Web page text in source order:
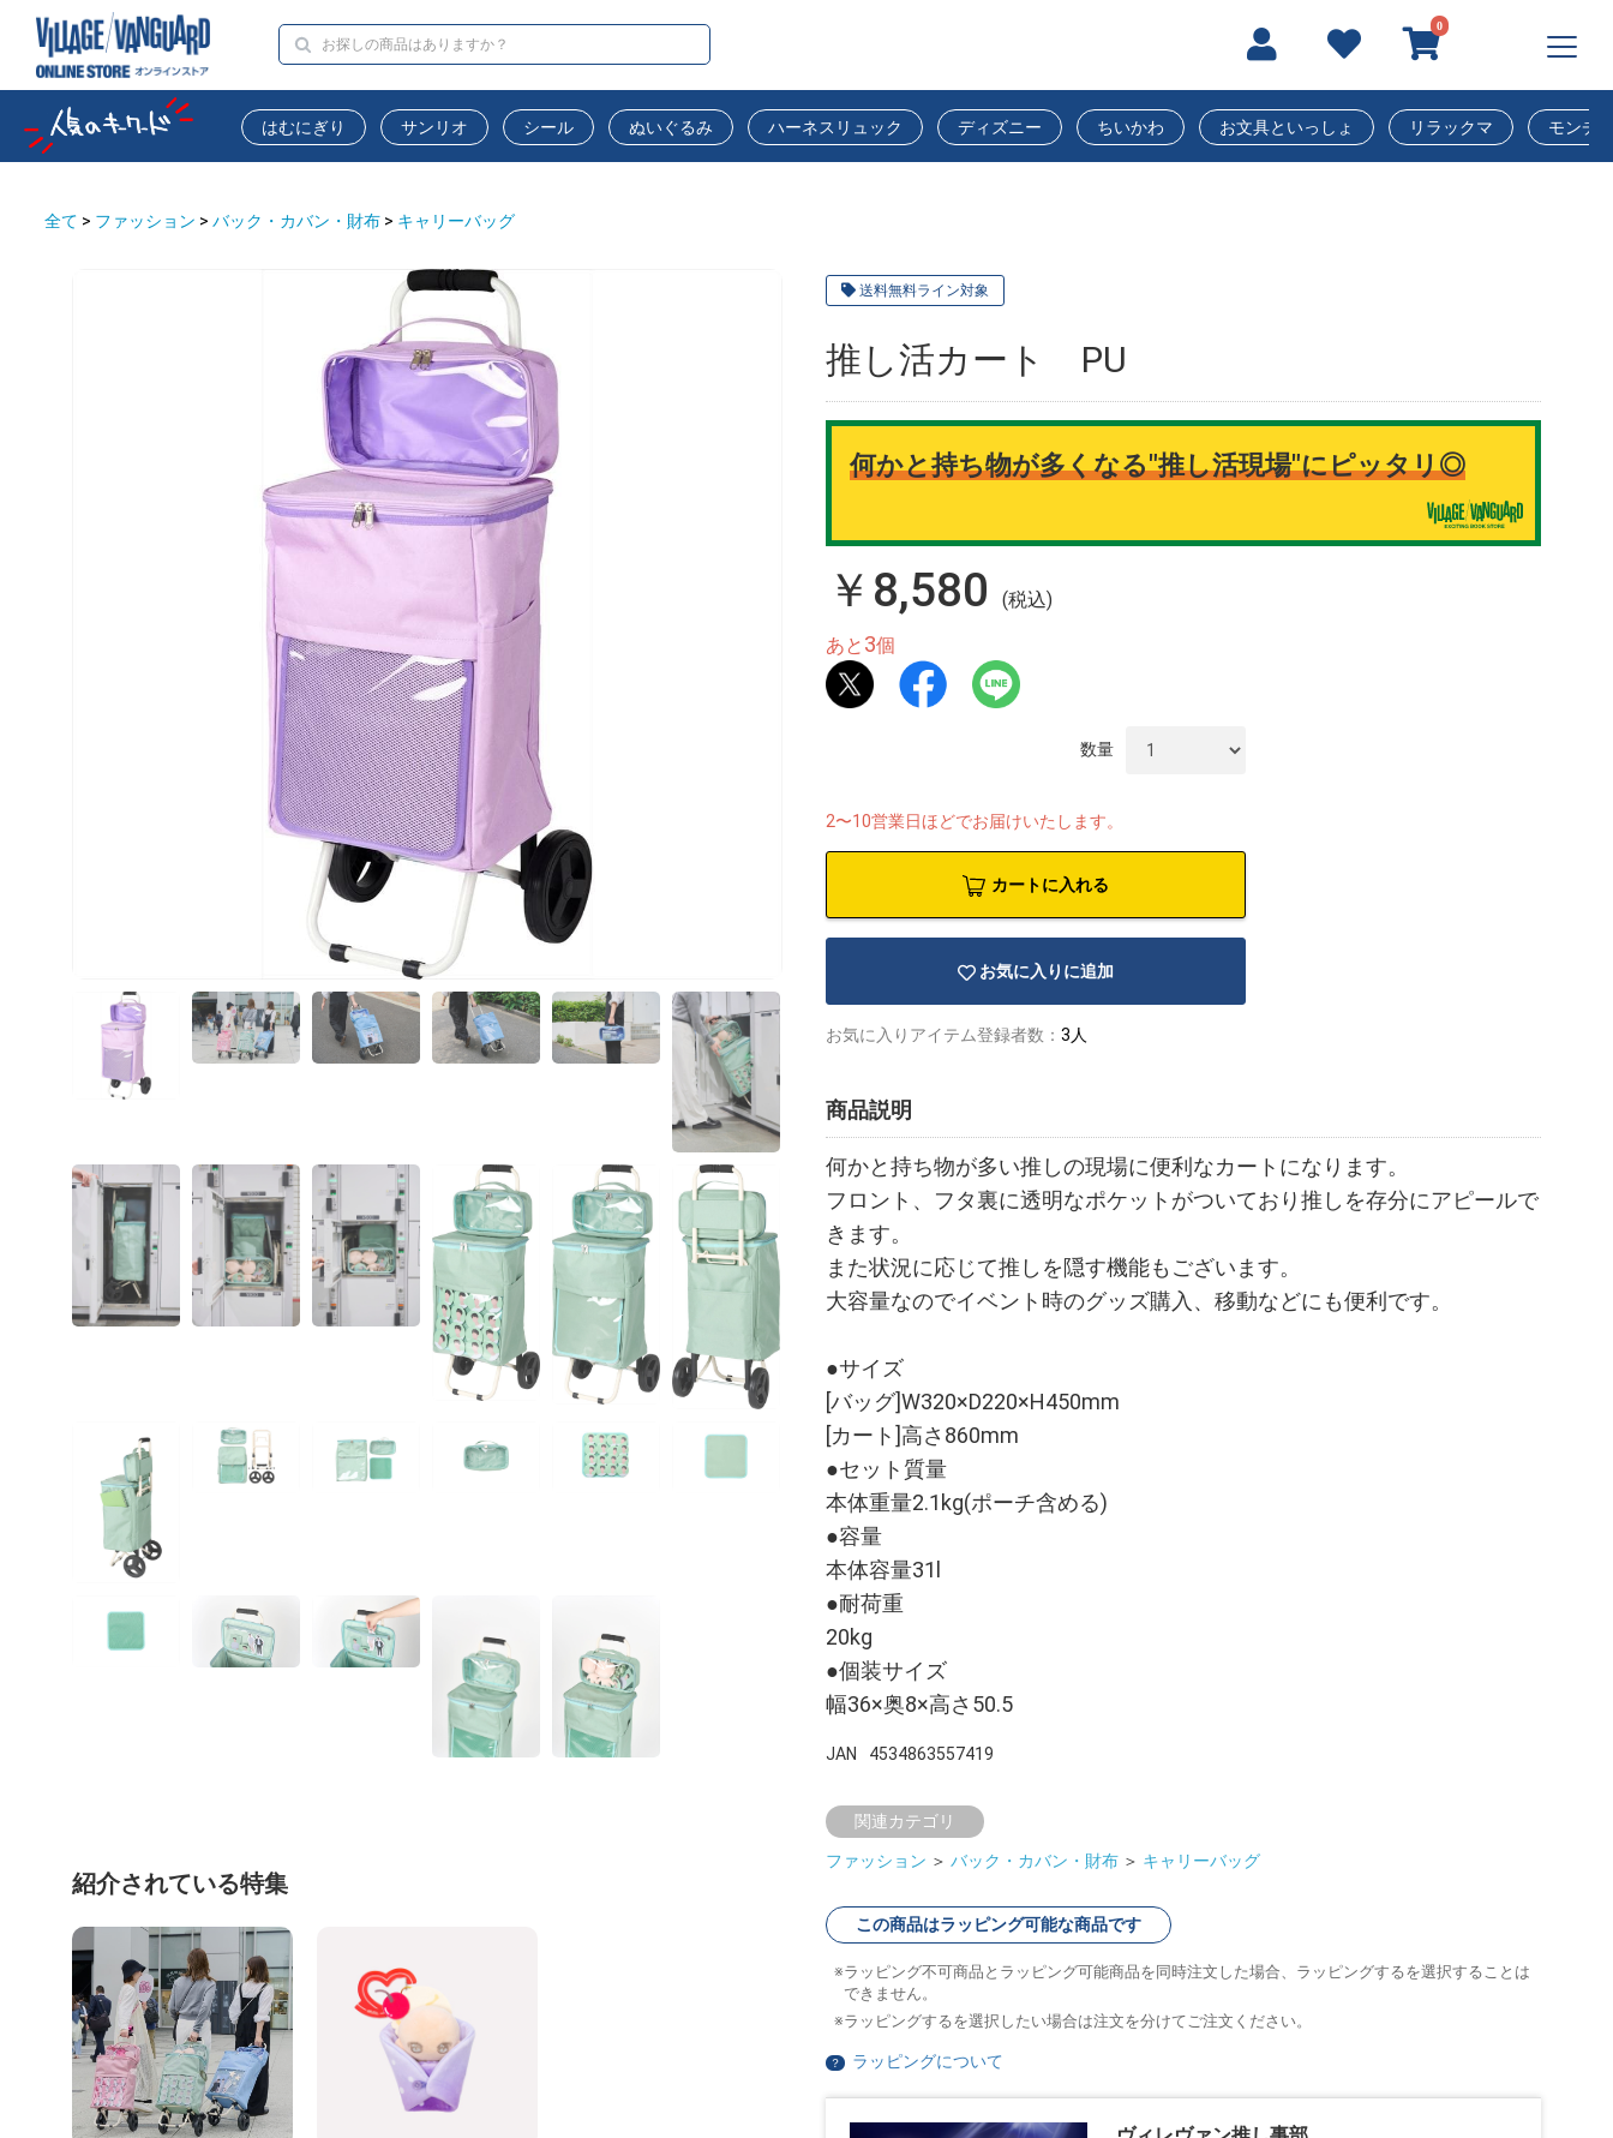
0
はむにぎり サンリオ シール ぬいぐるみ ハーネスリュック ディズニー ちいかわ お文具といっしょ リラックマ モンチ
全て > ファッション > バック・カバン・財布 > キャリーバッグ
送料無料ライン対象
推し活カート PU
何かと持ち物が多くなる"推し活現場"にピッタリ◎
￥8,580
(税込)
あと 3個
数量
2〜10営業日ほどでお届けいたします。
カートに入れる
お気に入りに追加
お気に入りアイテム登録者数： 3人
商品説明
何かと持ち物が多い推しの現場に便利なカートになります。
フロント、フタ裏に透明なポケットがついており推しを存分にアピールで
きます。
また状況に応じて推しを隠す機能もございます。
大容量なのでイベント時のグッズ購入、移動などにも便利です。
●サイズ
[バッグ]W320×D220×H450mm
[カート]高さ860mm
●セット質量
本体重量2.1kg(ポーチ含める)
●容量
本体容量31l
●耐荷重
20kg
●個装サイズ
幅36×奥8×高さ50.5
JAN 4534863557419
関連カテゴリ
ファッション ＞ バック・カバン・財布 ＞ キャリーバッグ
この商品はラッピング可能な商品です
ラッピング不可商品とラッピング可能商品を同時注文した場合、ラッピングするを選択することは
できません。
ラッピングするを選択したい場合は注文を分けてご注文ください。
？ ラッピングについて
紹介されている特集